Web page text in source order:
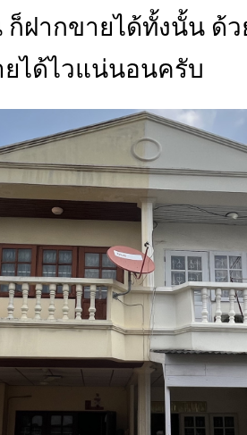
ฝากขายได้ทั้งนั้น ด้
ได้ไวแน่นอนครับ